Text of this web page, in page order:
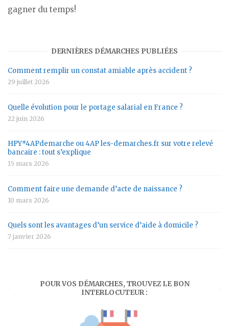
gagner du temps!
DERNIÈRES DÉMARCHES PUBLIÉES
Comment remplir un constat amiable après accident ?
29 juillet 2026
Quelle évolution pour le portage salarial en France ?
22 juin 2026
HPY*4APdemarche ou 4AP les-demarches.fr sur votre relevé
bancaire : tout s’explique
15 mars 2026
Comment faire une demande d’acte de naissance ?
10 mars 2026
Quels sont les avantages d’un service d’aide à domicile ?
7 janvier 2026
POUR VOS DÉMARCHES, TROUVEZ LE BON
INTERLOCUTEUR :